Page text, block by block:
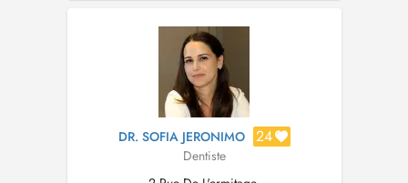
DR. SOFIA JERONIMO 24
Dentiste